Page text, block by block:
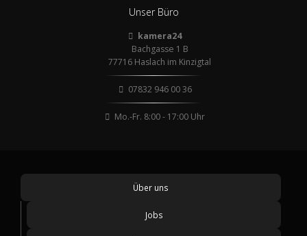
Unser Büro
kamera24
Bachgasse 1 B
77716 Haslach im Kinzigtal
07832 946 00 36
Mo.-Fr. 8:00 - 17:00 Uhr
Über uns
Jobs